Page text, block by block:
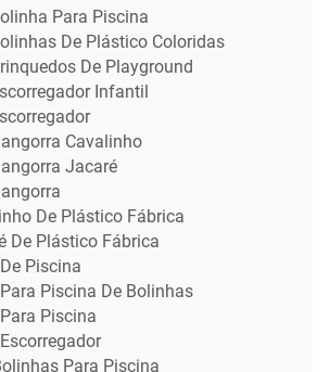
Para Piscina
De Plástico Coloridas
De Playground
Infantil
Cavalinho
Jacaré
De Plástico Fábrica
De Plástico Fábrica
Piscina
Piscina De Bolinhas
Piscina
Para Piscina